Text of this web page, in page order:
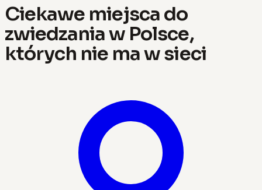
Ciekawe miejsca do
zwiedzania w Polsce,
których nie ma w sieci